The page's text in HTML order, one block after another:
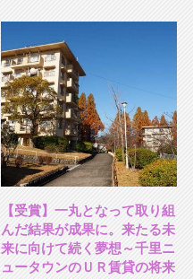
【受賞】一丸となって取り組
んだ結果が成果に。来たる未
来に向けて続く夢想～千里ニ
ュータウンのＵＲ賃貸の将来